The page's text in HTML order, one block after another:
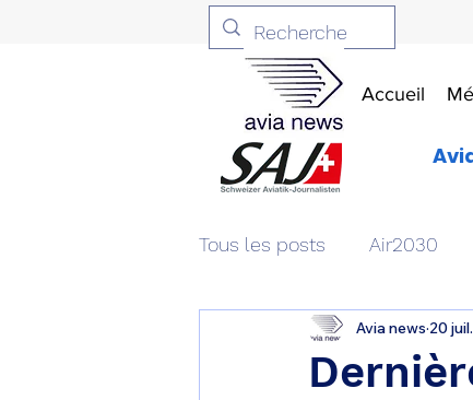
Accueil
Tous les posts Air2030
Aviation & Défense
Avia news 20